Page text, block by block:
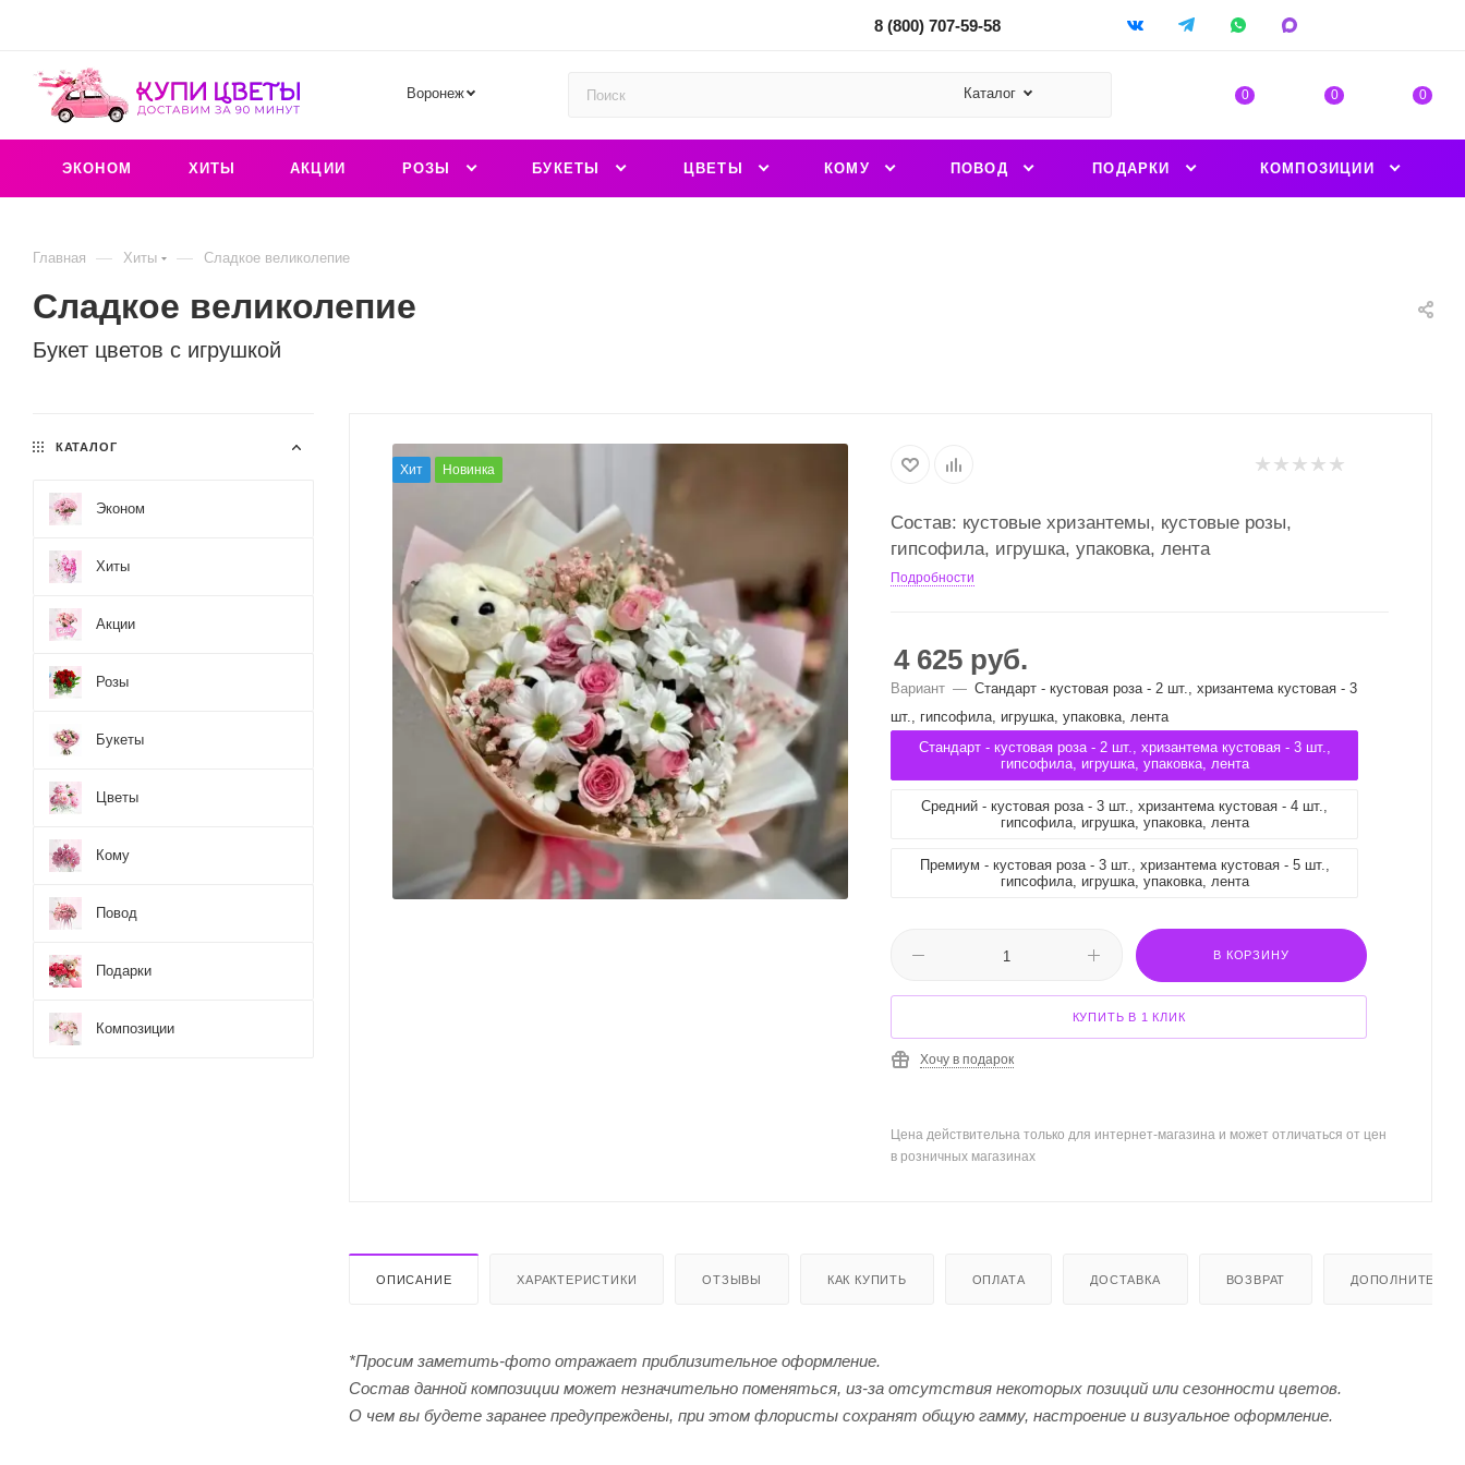
8 (800) 707-59-58
Воронеж Каталог 0 0 0
ЭКОНОМ ХИТЫ АКЦИИ РОЗЫ БУКЕТЫ ЦВЕТЫ КОМУ ПОВОД ПОДАРКИ КОМПОЗИЦИИ
Главная — Хиты — Сладкое великолепие
Букет цветов с игрушкой
Сладкое великолепие
Хит Новинка
Состав: кустовые хризантемы, кустовые розы,
гипсофила, игрушка, упаковка, лента
Подробности
4 625 руб.
Вариант — Стандарт - кустовая роза - 2 шт., хризантема кустовая - 3
шт., гипсофила, игрушка, упаковка, лента
Стандарт - кустовая роза - 2 шт., хризантема кустовая - 3 шт.,
гипсофила, игрушка, упаковка, лента
Средний - кустовая роза - 3 шт., хризантема кустовая - 4 шт.,
гипсофила, игрушка, упаковка, лента
Премиум - кустовая роза - 3 шт., хризантема кустовая - 5 шт.,
гипсофила, игрушка, упаковка, лента
В КОРЗИНУ
КУПИТЬ В 1 КЛИК
Хочу в подарок
Цена действительна только для интернет-магазина и может отличаться от цен
в розничных магазинах
ОПИСАНИЕ ХАРАКТЕРИСТИКИ ОТЗЫВЫ КАК КУПИТЬ ОПЛАТА ДОСТАВКА ВОЗВРАТ
*Просим заметить-фото отражает приблизительное оформление.
Cостав данной композиции может незначительно поменяться, из-за отсутствия некоторых позиций или сезонности цветов.
О чем вы будете заранее предупреждены, при этом флористы сохранят общую гамму, настроение и визуальное оформление.
КАТАЛОГ
Эконом
Хиты
Акции
Розы
Букеты
Цветы
Кому
Повод
Подарки
Композиции